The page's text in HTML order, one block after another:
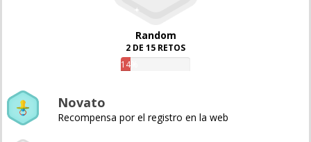
Random
2 DE 15 RETOS
14%
Novato
Recompensa por el registro en la web